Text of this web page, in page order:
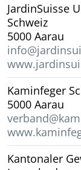
JardinSuisse
Schweiz
5000 Aarau
Kaminfeger
5000 Aarau
Kantonaler